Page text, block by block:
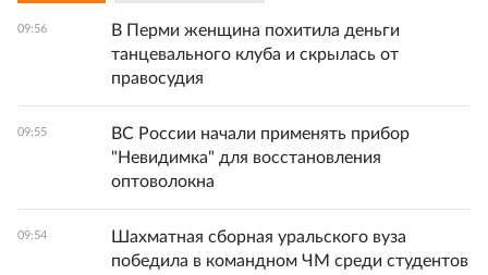
09:56
В Перми женщина похитила деньги
танцевального клуба и скрылась от
правосудия
09:55
ВС России начали применять прибор
"Невидимка" для восстановления
оптоволокна
09:54
Шахматная сборная уральского вуза
победила в командном ЧМ среди студентов